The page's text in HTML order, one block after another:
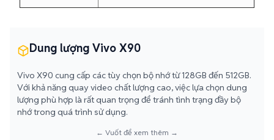
Dung lượng Vivo X90
Vivo X90 cung cấp các tùy chọn bộ nhớ từ 128GB đến 512GB.
Với khả năng quay video chất lượng cao, việc lựa chọn dung
lượng phù hợp là rất quan trọng để tránh tình trạng đầy bộ
nhớ trong quá trình sử dụng.
← Vuốt để xem thêm →